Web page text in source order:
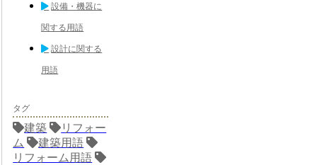
設備・機器に
関する用語
設計に関する
用語
タグ
建築
リフォー
ム
建築用語
リフォーム用語